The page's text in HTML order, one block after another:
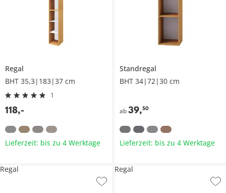
Regal
BHT 35,3|183|37 cm
1
118,-
Lieferzeit: bis zu 4 Werktage
Standregal
BHT 34|72|30 cm
ab 39,50
Lieferzeit: bis zu 4 Werktage
Regal Regal